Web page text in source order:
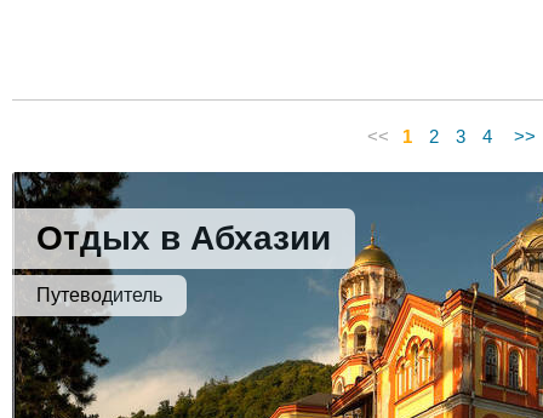
<< 1 2 3 4 >>
Отдых в Абхазии
Путеводитель